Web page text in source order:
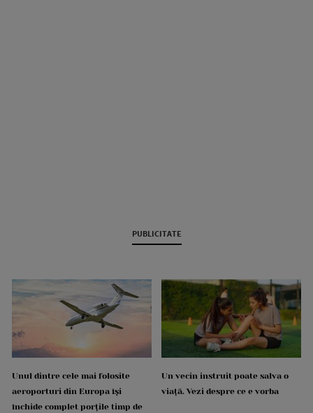
PUBLICITATE
Unul dintre cele mai folosite
aeroporturi din Europa își
închide complet porțile timp de
Un vecin instruit poate salva o
viață. Vezi despre ce e vorba